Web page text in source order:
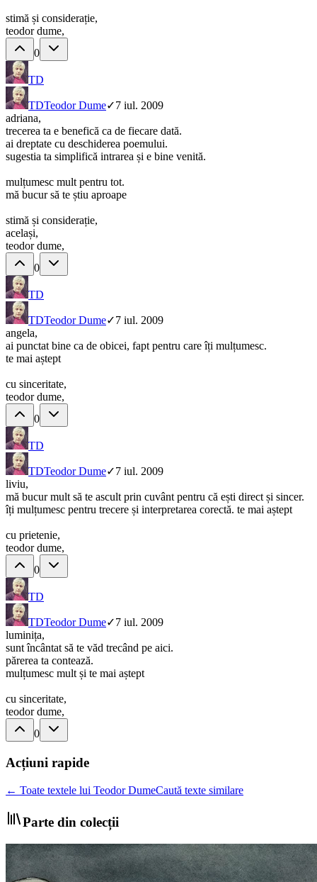
stimă și considerație,
teodor dume,
0
TD
TDTeodor Dume✓7 iul. 2009
adriana,
trecerea ta e benefică ca de fiecare dată.
ai dreptate cu deschiderea poemului.
sugestia ta simplifică intrarea și e bine venită.
mulțumesc mult pentru tot.
mă bucur să te știu aproape
stimă și considerație,
același,
teodor dume,
0
TD
TDTeodor Dume✓7 iul. 2009
angela,
ai punctat bine ca de obicei, fapt pentru care îți mulțumesc.
te mai aștept
cu sinceritate,
teodor dume,
0
TD
TDTeodor Dume✓7 iul. 2009
liviu,
mă bucur mult să te ascult prin cuvânt pentru că ești direct și sincer.
îți mulțumesc pentru trecere și interpretarea corectă. te mai aștept
cu prietenie,
teodor dume,
0
TD
TDTeodor Dume✓7 iul. 2009
luminița,
sunt încântat să te văd trecând pe aici.
părerea ta contează.
mulțumesc mult și te mai aștept
cu sinceritate,
teodor dume,
0
Acțiuni rapide
← Toate textele lui Teodor DumeCaută texte similare
Parte din colecții